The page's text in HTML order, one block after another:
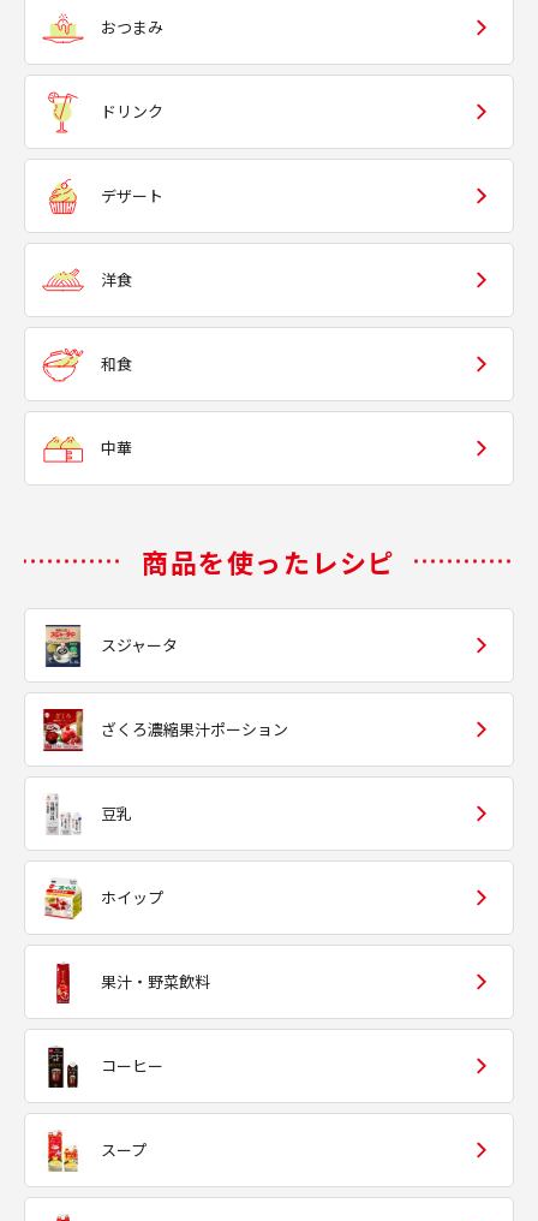
おつまみ
ドリンク
デザート
洋食
和食
中華
商品を使ったレシピ
スジャータ
ざくろ濃縮果汁ポーション
豆乳
ホイップ
果汁・野菜飲料
コーヒー
スープ